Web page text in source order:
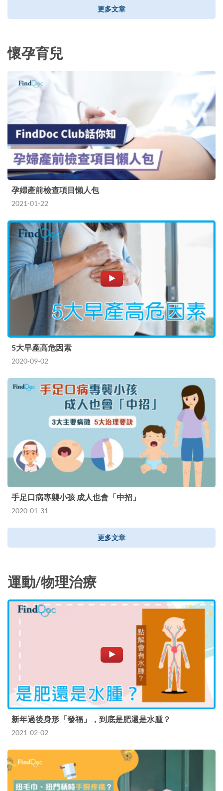
更多文章
懷孕育兒
孕婦產前檢查項目懶人包
2021-01-22
5大早產高危因素
2020-09-02
手足口病專襲小孩 成人也會「中招」
2020-01-31
更多文章
運動/物理治療
新年過後身形「發福」，到底是肥還是水腫？
2021-02-02